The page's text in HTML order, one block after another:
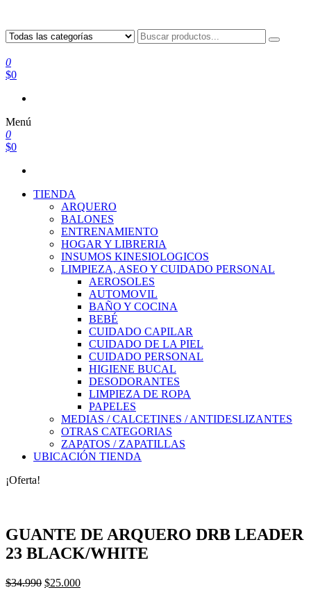
0
$0
Menú
0
$0
TIENDA
ARQUERO
BALONES
ENTRENAMIENTO
HOGAR Y LIBRERIA
INSUMOS KINESIOLOGICOS
LIMPIEZA, ASEO Y CUIDADO PERSONAL
AEROSOLES
AUTOMOVIL
BAÑO Y COCINA
BEBÉ
CUIDADO CAPILAR
CUIDADO DE LA PIEL
CUIDADO PERSONAL
HIGIENE BUCAL
DESODORANTES
LIMPIEZA DE ROPA
PAPELES
MEDIAS / CALCETINES / ANTIDESLIZANTES
OTRAS CATEGORIAS
ZAPATOS / ZAPATILLAS
UBICACIÓN TIENDA
¡Oferta!
GUANTE DE ARQUERO DRB LEADER
23 BLACK/WHITE
$34.990 El
$25.000El